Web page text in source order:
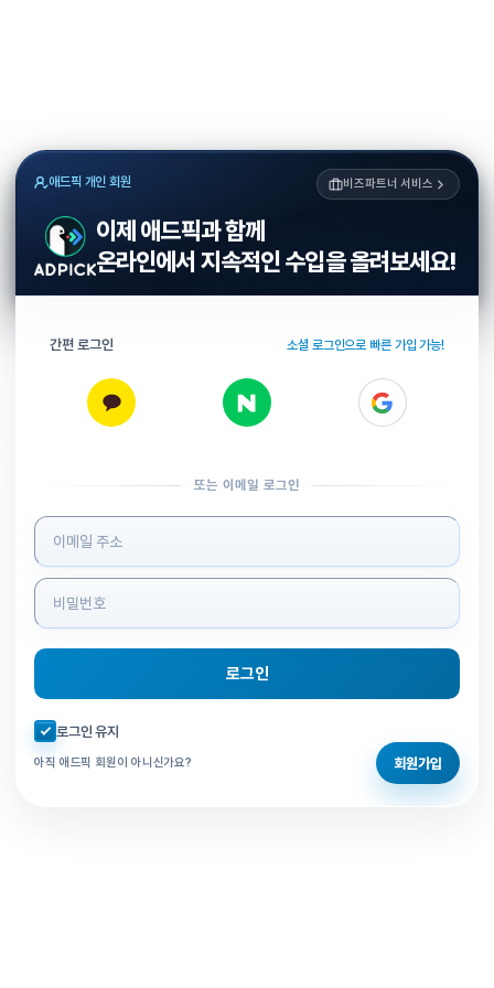
애드픽 개인 회원 비즈파트너 서비스
이제 애드픽과 함께
온라인에서 지속적인 수입을 올려보세요!
간편 로그인 소셜 로그인으로 빠른 가입 가능!
또는 이메일 로그인
로그인 정보 입력
로그인
자동로그인 체크
로그인 유지
아직 애드픽 회원이 아니신가요? 회원가입